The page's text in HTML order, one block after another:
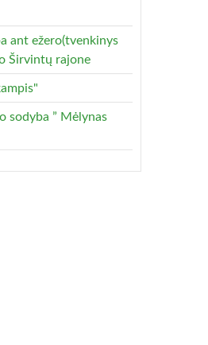
ant ežero(tvenkinys
Širvintų rajone
sodyba ” Mėlynas